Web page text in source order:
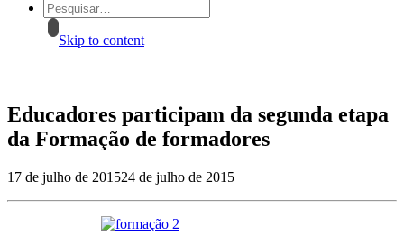
Skip to content
Educadores participam da segunda etapa
da Formação de formadores
17 de julho de 201524 de julho de 2015